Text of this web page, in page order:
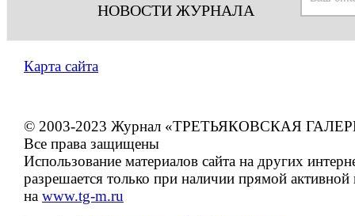
НОВОСТИ ЖУРНАЛА
Карта сайта
© 2003-2023 Журнал «ТРЕТЬЯКОВСКАЯ
Все права защищены
Использование материалов сайта на других
разрешается только при наличии прямой активной
на www.tg-m.ru